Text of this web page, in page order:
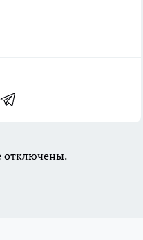
отключены.